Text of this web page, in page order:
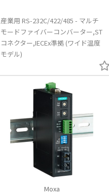
産業用 RS-232C/422/485 - マルチ
モードファイバーコンバーター,ST
コネクター,IECEx準拠 (ワイド温度
モデル)
Moxa